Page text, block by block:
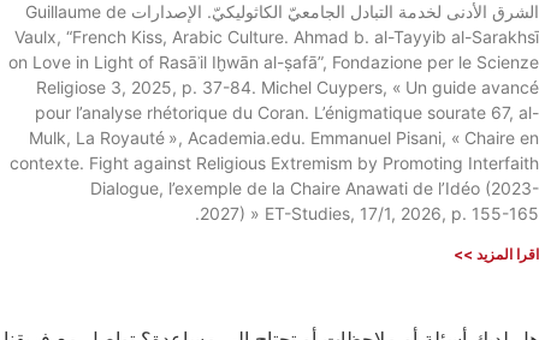
الشرق الأدنى لخدمة التبادل الجامعيّ الكاثوليكيّ. الإصدارات Guillaume de
Vaulx, “French Kiss, Arabic Culture. Ahmad b. al-Tayyib al-Sarakhsī
on Love in Light of Rasāʾil Iḫwān al-ṣafā”, Fondazione per le Scienze
Religiose 3, 2025, p. 37-84. Michel Cuypers, « Un guide avancé
pour l’analyse rhétorique du Coran. L’énigmatique sourate 67, al-
Mulk, La Royauté », Academia.edu. Emmanuel Pisani, « Chaire en
contexte. Fight against Religious Extremism by Promoting Interfaith
Dialogue, l’exemple de la Chaire Anawati de l’Idéo (2023-
2027) » ET-Studies, 17/1, 2026, p. 155-165.
اقرا المزيد >>